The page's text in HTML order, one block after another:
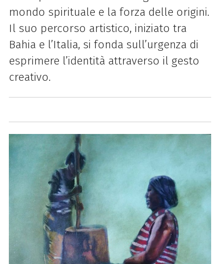
mondo spirituale e la forza delle origini.
Il suo percorso artistico, iniziato tra
Bahia e l’Italia, si fonda sull’urgenza di
esprimere l’identità attraverso il gesto
creativo.